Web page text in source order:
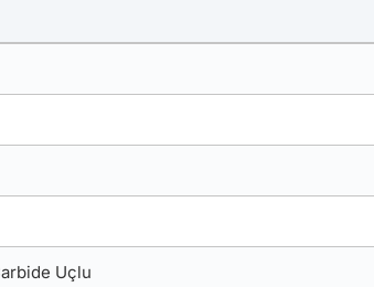
Uçlu